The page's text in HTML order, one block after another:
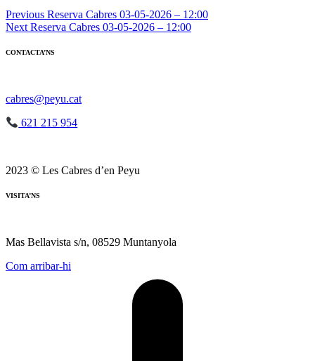
Navegació
d'entrades
Previous Reserva Cabres 03-05-2026 – 12:00
Next Reserva Cabres 03-05-2026 – 12:00
CONTACTA’NS
cabres@peyu.cat
621 215 954
2023 © Les Cabres d’en Peyu
VISITA’NS
Mas Bellavista s/n, 08529 Muntanyola
Com arribar-hi